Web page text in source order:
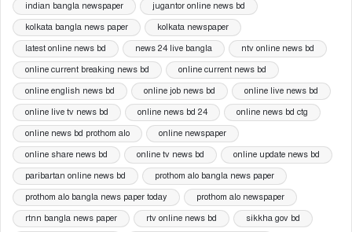
indian bangla newspaper jugantor online news bd
kolkata bangla news paper kolkata newspaper
latest online news bd news 24 live bangla ntv online news bd
online current breaking news bd online current news bd
online english news bd online job news bd online live news bd
online live tv news bd online news bd 24 online news bd ctg
online news bd prothom alo online newspaper
online share news bd online tv news bd online update news bd
paribartan online news bd prothom alo bangla news paper
prothom alo bangla news paper today prothom alo newspaper
rtnn bangla news paper rtv online news bd sikkha gov bd